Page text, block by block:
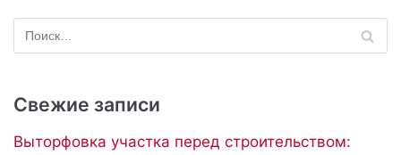
Свежие записи
Выторфовка участка перед строительством: